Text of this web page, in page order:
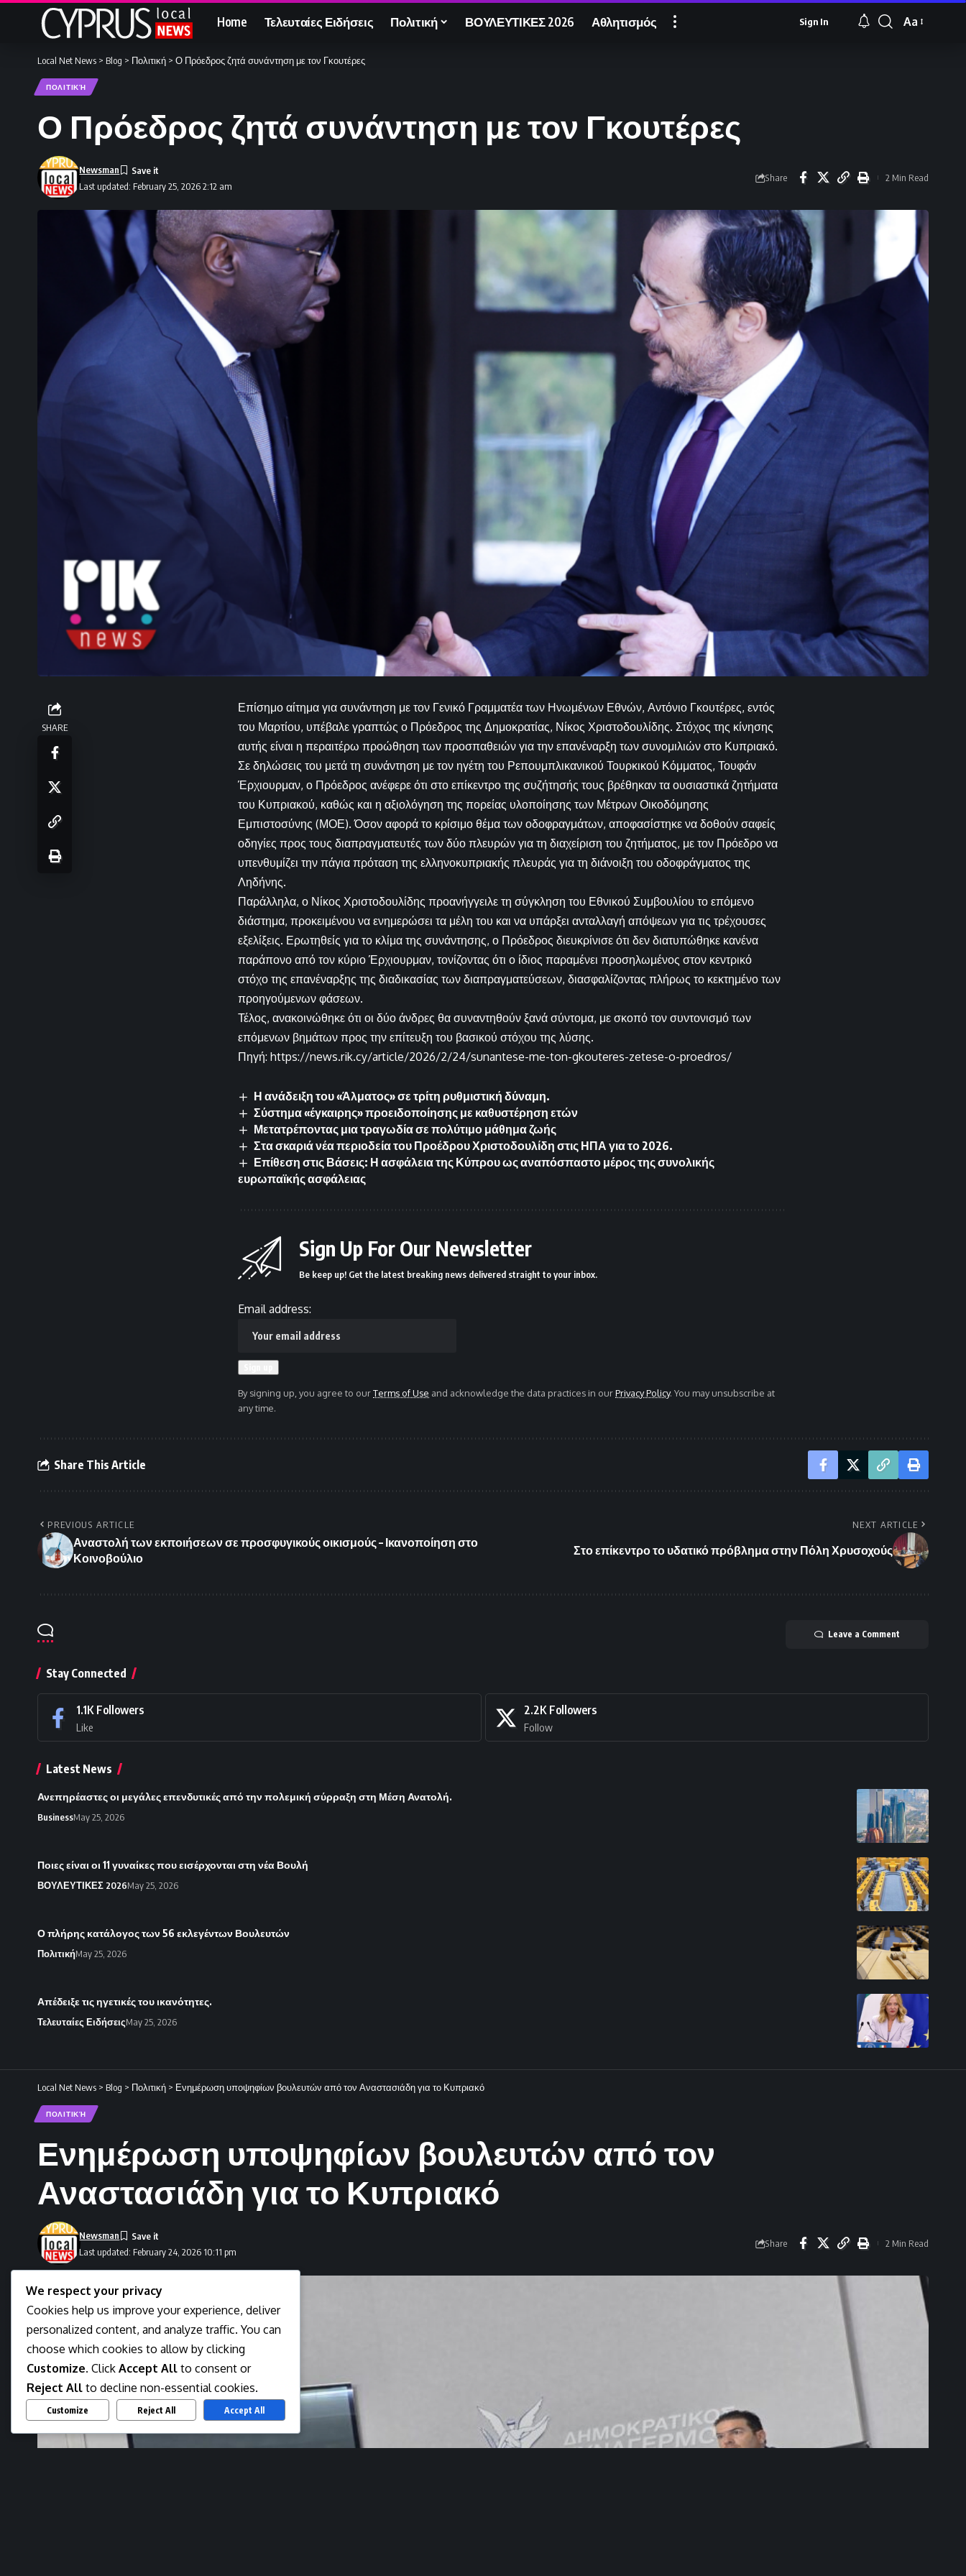
Home Τελευταίες Ειδήσεις Πολιτική ΒΟΥΛΕΥΤΙΚΕΣ 2026 Αθλητισμός Sign In
Font
Aa
Local Net News > Blog > Πολιτική > Ο Πρόεδρος ζητά συνάντηση με τον Γκουτέρες
ΠΟΛΙΤΙΚΉ
Ο Πρόεδρος ζητά συνάντηση με τον Γκουτέρες
Last updated: February 25, 2026 2:12 am
Newsman
Share 2 Min Read
SHARE
Επίσημο αίτημα για συνάντηση με τον Γενικό Γραμματέα των Ηνωμένων Εθνών, Αντόνιο Γκουτέρες, εντός
του Μαρτίου, υπέβαλε γραπτώς ο Πρόεδρος της Δημοκρατίας, Νίκος Χριστοδουλίδης. Στόχος της κίνησης
αυτής είναι η περαιτέρω προώθηση των προσπαθειών για την επανέναρξη των συνομιλιών στο Κυπριακό.
Σε δηλώσεις του μετά τη συνάντηση με τον ηγέτη του Ρεπουμπλικανικού Τουρκικού Κόμματος, Τουφάν
Έρχιουρμαν, ο Πρόεδρος ανέφερε ότι στο επίκεντρο της συζήτησής τους βρέθηκαν τα ουσιαστικά ζητήματα
του Κυπριακού, καθώς και η αξιολόγηση της πορείας υλοποίησης των Μέτρων Οικοδόμησης
Εμπιστοσύνης (ΜΟΕ). Όσον αφορά το κρίσιμο θέμα των οδοφραγμάτων, αποφασίστηκε να δοθούν σαφείς
οδηγίες προς τους διαπραγματευτές των δύο πλευρών για τη διαχείριση του ζητήματος, με τον Πρόεδρο να
υπενθυμίζει την πάγια πρόταση της ελληνοκυπριακής πλευράς για τη διάνοιξη του οδοφράγματος της
Ληδήνης.
Παράλληλα, ο Νίκος Χριστοδουλίδης προανήγγειλε τη σύγκληση του Εθνικού Συμβουλίου το επόμενο
διάστημα, προκειμένου να ενημερώσει τα μέλη του και να υπάρξει ανταλλαγή απόψεων για τις τρέχουσες
εξελίξεις. Ερωτηθείς για το κλίμα της συνάντησης, ο Πρόεδρος διευκρίνισε ότι δεν διατυπώθηκε κανένα
παράπονο από τον κύριο Έρχιουρμαν, τονίζοντας ότι ο ίδιος παραμένει προσηλωμένος στον κεντρικό
στόχο της επανέναρξης της διαδικασίας των διαπραγματεύσεων, διασφαλίζοντας πλήρως το κεκτημένο των
προηγούμενων φάσεων.
Τέλος, ανακοινώθηκε ότι οι δύο άνδρες θα συναντηθούν ξανά σύντομα, με σκοπό τον συντονισμό των
επόμενων βημάτων προς την επίτευξη του βασικού στόχου της λύσης.
Πηγή: https://news.rik.cy/article/2026/2/24/sunantese-me-ton-gkouteres-zetese-o-proedros/
Η ανάδειξη του «Άλματος» σε τρίτη ρυθμιστική δύναμη.
Σύστημα «έγκαιρης» προειδοποίησης με καθυστέρηση ετών
Μετατρέποντας μια τραγωδία σε πολύτιμο μάθημα ζωής
Στα σκαριά νέα περιοδεία του Προέδρου Χριστοδουλίδη στις ΗΠΑ για το 2026.
Επίθεση στις Βάσεις: Η ασφάλεια της Κύπρου ως αναπόσπαστο μέρος της συνολικής
ευρωπαϊκής ασφάλειας
Sign Up For Our Newsletter
Be keep up! Get the latest breaking news delivered straight to your inbox.
Email address:
By signing up, you agree to ourTerms of Use and acknowledge the data practices in ourPrivacy Policy. You may unsubscribe at
any time.
Share This Article
PREVIOUS ARTICLE
Αναστολή των εκποιήσεων σε προσφυγικούς οικισμούς – Ικανοποίηση στο
Κοινοβούλιο
NEXT ARTICLE
Στο επίκεντρο το υδατικό πρόβλημα στην Πόλη Χρυσοχούς
Leave a Comment
Stay Connected
1.1K Followers
Like
2.2K Followers
Follow
Latest News
Ανεπηρέαστες οι μεγάλες επενδυτικές από την πολεμική σύρραξη στη Μέση Ανατολή.
BusinessMay 25, 2026
Ποιες είναι οι 11 γυναίκες που εισέρχονται στη νέα Βουλή
ΒΟΥΛΕΥΤΙΚΕΣ 2026May 25, 2026
Ο πλήρης κατάλογος των 56 εκλεγέντων Βουλευτών
ΠολιτικήMay 25, 2026
Απέδειξε τις ηγετικές του ικανότητες.
Τελευταίες ΕιδήσειςMay 25, 2026
Local Net News > Blog > Πολιτική > Ενημέρωση υποψηφίων βουλευτών από τον Αναστασιάδη για το Κυπριακό
ΠΟΛΙΤΙΚΉ
Ενημέρωση υποψηφίων βουλευτών από τον
Αναστασιάδη για το Κυπριακό
Last updated: February 24, 2026 10:11 pm
Newsman
Share 2 Min Read
We respect your privacy
Cookies help us improve your experience, deliver
personalized content, and analyze traffic. You can
choose which cookies to allow by clicking
Customize. Click Accept All to consent or
Reject All to decline non-essential cookies.
Customize Reject All Accept All